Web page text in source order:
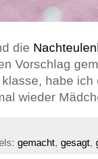
die
Vorschlag
habe
wieder
gemacht,gesagt,